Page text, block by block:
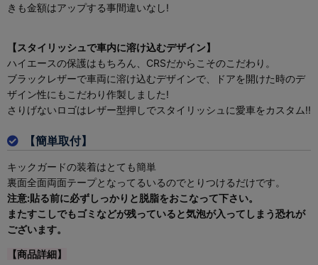
きも金額はアップする事間違いなし!
【スタイリッシュで車内に溶け込むデザイン】
ハイエースの保護はもちろん、CRSだからこそのこだわり。
ブラックレザーで車両に溶け込むデザインで、ドアを開けた時のデ
ザイン性にもこだわり作製しました!
さりげないロゴはレザー型押しでスタイリッシュに愛車をカスタム!!
【簡単取付】
キックガードの装着はとても簡単
裏面全面両面テープとなってるいるのでとりつけるだけです。
注意:貼る前に必ずしっかりと脱脂をおこなって下さい。
またすこしでもゴミなどが残っていると気泡が入ってしまう恐れが
ございます。
【商品詳細】